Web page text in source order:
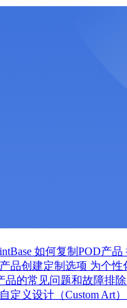
如何复制POD产品
品创建定制选项 为个性
品的常见问题和故障排除
定义设计（Custom Art）